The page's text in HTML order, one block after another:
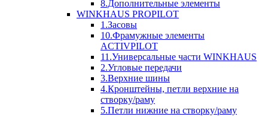
8.Дополнительные элементы
WINKHAUS PROPILOT
1.Засовы
10.Фрамужные элементы
ACTIVPILOT
11.Универсальные части WINKHAUS
2.Угловые передачи
3.Верхние шины
4.Кронштейны, петли верхние на
створку/раму
5.Петли нижние на створку/раму